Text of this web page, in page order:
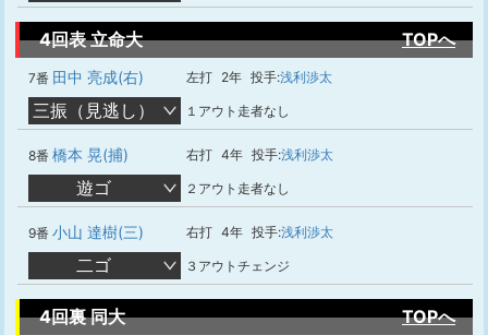
4回表 立命大 TOPへ
7番 田中 亮成(右) 左打 2年 投手:浅利渉太
三振（見逃し） １アウト走者なし
8番 橋本 晃(捕) 右打 4年 投手:浅利渉太
遊ゴ ２アウト走者なし
9番 小山 達樹(三) 右打 4年 投手:浅利渉太
二ゴ ３アウトチェンジ
4回裏 同大 TOPへ